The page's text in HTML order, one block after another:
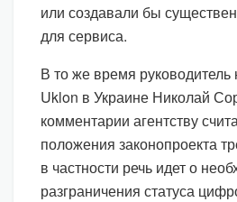
или создавали бы
для сервиса.
В то же время
Uklon в Украине Николай
комментарии агентству
положения законопроекта
в частности речь идет о
разграничения статуса